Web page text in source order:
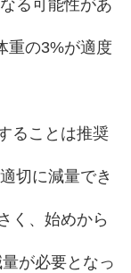
る可能性があ
重の3%が適度
ることは推奨
切に減量でき
く、始めから
が必要となっ